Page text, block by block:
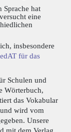
Sprache hat
eine
insbesondere
für das
Schulen und
Wörterbuch,
das Vokabular
wird vom
Unsere
mit dem Verlag